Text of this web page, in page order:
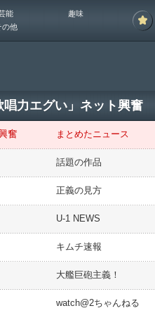
能
趣味
の他
力エグい」ネット興奮
奮 まとめたニュース
話題の作品
正義の見方
U-1 NEWS
キムチ速報
大艦巨砲主義！
watch@2ちゃんねる